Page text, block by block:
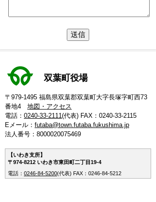
双葉町役場
〒979-1495 福島県双葉郡双葉町大字長塚字町西73
番地4 地図・アクセス
電話： 0240-33-2111(代表) FAX：0240-33-2115
Eメール： futaba@town.futaba.fukushima.jp
法人番号：8000020075469
【いわき支所】
〒974-8212 いわき市東田町二丁目19-4
電話： 0246-84-5200(代表) FAX：0246-84-5212